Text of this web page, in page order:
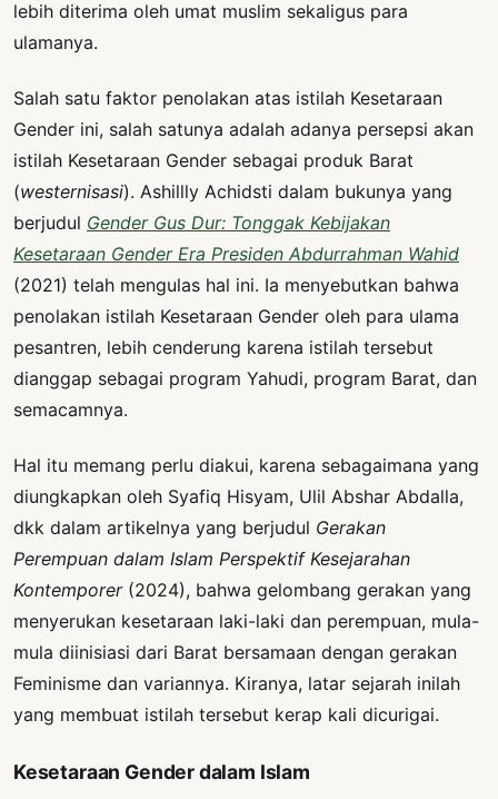
lebih diterima oleh umat muslim sekaligus para
ulamanya.
Salah satu faktor penolakan atas istilah Kesetaraan
Gender ini, salah satunya adalah adanya persepsi akan
istilah Kesetaraan Gender sebagai produk Barat
(westernisasi). Ashillly Achidsti dalam bukunya yang
berjudul Gender Gus Dur: Tonggak Kebijakan
Kesetaraan Gender Era Presiden Abdurrahman Wahid
(2021) telah mengulas hal ini. Ia menyebutkan bahwa
penolakan istilah Kesetaraan Gender oleh para ulama
pesantren, lebih cenderung karena istilah tersebut
dianggap sebagai program Yahudi, program Barat, dan
semacamnya.
Hal itu memang perlu diakui, karena sebagaimana yang
diungkapkan oleh Syafiq Hisyam, Ulil Abshar Abdalla,
dkk dalam artikelnya yang berjudul Gerakan
Perempuan dalam Islam Perspektif Kesejarahan
Kontemporer(2024), bahwa gelombang gerakan yang
menyerukan kesetaraan laki-laki dan perempuan, mula-
mula diinisiasi dari Barat bersamaan dengan gerakan
Feminisme dan variannya. Kiranya, latar sejarah inilah
yang membuat istilah tersebut kerap kali dicurigai.
Kesetaraan Gender dalam Islam